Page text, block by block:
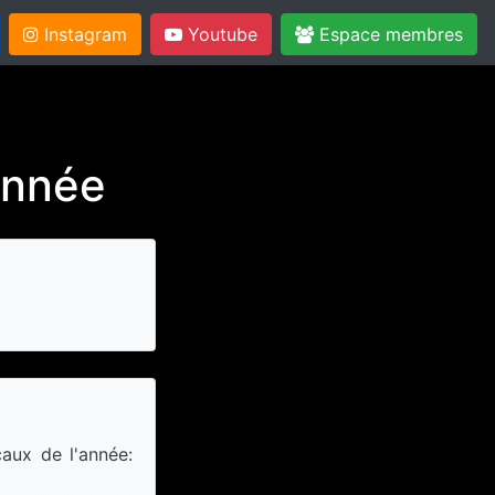
Instagram Youtube Espace membres
de l'année: